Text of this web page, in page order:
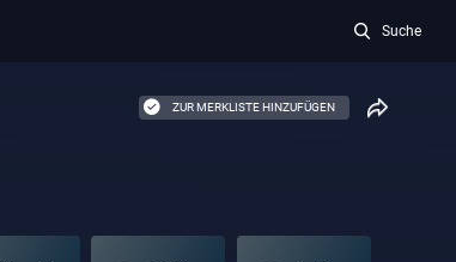
Suche
ZUR MERKLISTE HINZUFÜGEN